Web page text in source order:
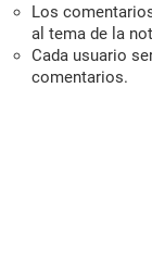
Los
al tema de la
Cada usuario
comentarios.